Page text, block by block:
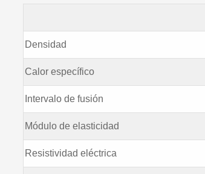
Densidad
Calor específico
Intervalo de fusión
Módulo de elasticidad
Resistividad eléctrica